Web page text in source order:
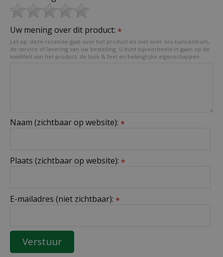
Uw mening over dit product: *
Let op: deze recensie gaat over het product en niet over ons tuincentrum,
de service of levering van uw bestelling. U kunt bijvoorbeeld in gaan op de
kwaliteit van het product, de look & feel en belangrijke eigenschappen.
Naam (zichtbaar op website): *
Plaats (zichtbaar op website): *
E-mailadres (niet zichtbaar): *